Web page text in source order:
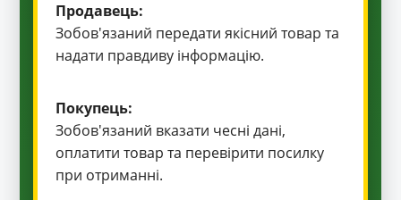
Продавець:
Зобов'язаний передати якісний товар та
надати правдиву інформацію.
Покупець:
Зобов'язаний вказати чесні дані,
оплатити товар та перевірити посилку
при отриманні.